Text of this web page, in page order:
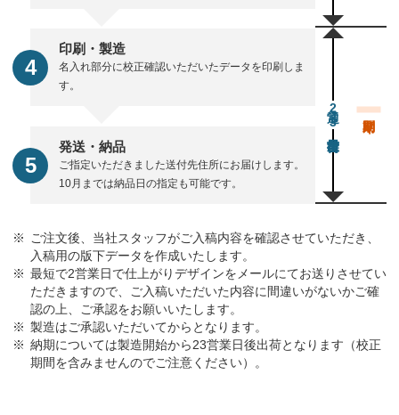
印刷・製造
名入れ部分に校正確認いただいたデータを印刷しま
す。
発送・納品
ご指定いただきました送付先住所にお届けします。
10月までは納品日の指定も可能です。
通常23営業日後出荷
ご注文後、当社スタッフがご入稿内容を確認させていただき、
入稿用の版下データを作成いたします。
最短で2営業日で仕上がりデザインをメールにてお送りさせてい
ただきますので、ご入稿いただいた内容に間違いがないかご確
認の上、ご承認をお願いいたします。
製造はご承認いただいてからとなります。
納期については製造開始から23営業日後出荷となります（校正
期間を含みませんのでご注意ください）。